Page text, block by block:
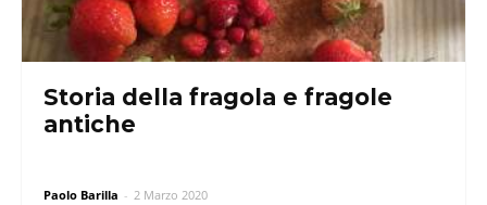
Storia della fragola e fragole
antiche
Paolo Barilla - 2 Marzo 2020